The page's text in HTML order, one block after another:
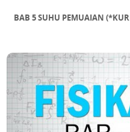
BAB 5 SUHU PEMUAIAN